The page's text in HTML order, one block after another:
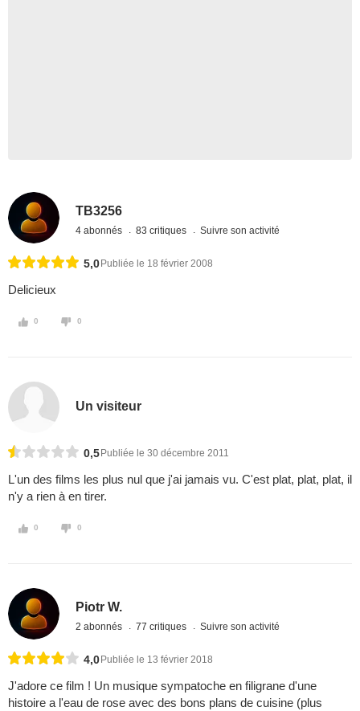
TB3256
4 abonnés 83 critiques Suivre son activité
5,0 Publiée le 18 février 2008
Delicieux
0 0
Un visiteur
0,5 Publiée le 30 décembre 2011
L'un des films les plus nul que j'ai jamais vu. C'est plat, plat, plat, il
n'y a rien à en tirer.
0 0
Piotr W.
2 abonnés 77 critiques Suivre son activité
4,0 Publiée le 13 février 2018
J'adore ce film ! Un musique sympatoche en filigrane d'une
histoire a l'eau de rose avec des bons plans de cuisine (plus